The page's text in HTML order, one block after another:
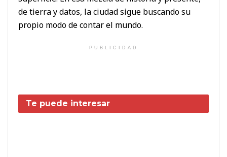
de tierra y datos, la ciudad sigue buscando su
propio modo de contar el mundo.
PUBLICIDAD
Te puede interesar